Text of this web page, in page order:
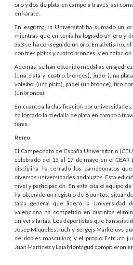
oro y dos de plata en campo a través, así
en kárate.
En esgrima, la Universitat ha sumado un
mientras que en tenis ha logrado un oro y
3x3 se ha conseguido un oro. En atletismo,
con tres platas y cuatro bronces, y en natación
Además, se han obtenido medallas en
(una plata y cuatro bronces), judo (una
voleibol (una plata), pádel (un bronce), tiro
(un bronce).
En cuanto a la clasificación por
ha logrado la medalla de plata en campo a
tenis.
Remo
El Campeonato de España Universitario
celebrado del 15 al 17 de mayo en el CEAR
disciplina ha cerrado los campeonatos
diversas universidades andaluzas. Esta
nivel y participación. En esta cita el equipo
ha obtenido un registro de 8 puntos,
tabla general que lideró la Universidad
valenciana ha competido en distintas
universitarias. Los deportistas que han
Josep Miquel Estruch y Sergejs Markelovs
de dobles masculino; y el propio Estruch
Juan Martínez y Laia Montagud compitieron